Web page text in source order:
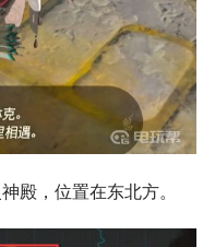
殿，位置在东北方。